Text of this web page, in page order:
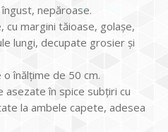
nepăroase.
cu margini tăioase, golaşe,
lungi, decupate grosier şi
înălţime de 50 cm.
asezate în spice subţiri cu
la ambele capete, adesea